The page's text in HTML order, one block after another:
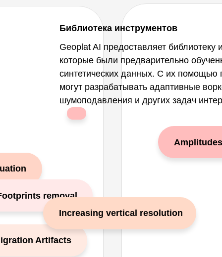
preservation
removal
Artifacts
Increasing vertical resolution
Geoplat AI предоставляет библиотеку
которые были предварительно
синтетических данных. С их помощью
могут разрабатывать адаптивные
шумоподавления и других задач
Библиотека инструментов